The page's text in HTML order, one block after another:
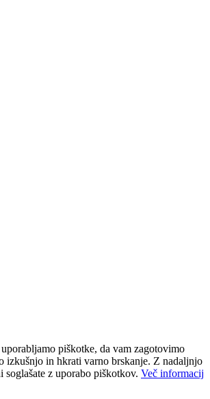
piškotke, da vam zagotovimo
izkušnjo in hkrati varno brskanje. Z nadaljnjo
soglašate z uporabo piškotkov. Več informacij